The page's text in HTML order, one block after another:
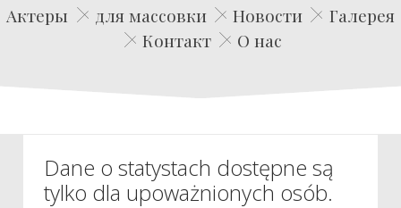
Edwin Film Agencja Aktorska
Актеры для массовки Новости
Галерея
Контакт
О нас
Dane o statystach dostępne są
tylko dla upoważnionych osób.